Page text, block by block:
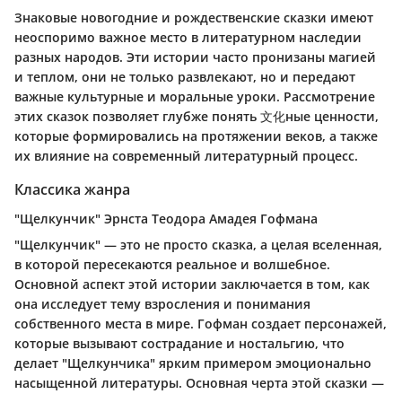
Знаковые новогодние и рождественские сказки имеют
неоспоримо важное место в литературном наследии
разных народов. Эти истории часто пронизаны магией
и теплом, они не только развлекают, но и передают
важные культурные и моральные уроки. Рассмотрение
этих сказок позволяет глубже понять 文化ные ценности,
которые формировались на протяжении веков, а также
их влияние на современный литературный процесс.
Классика жанра
"Щелкунчик" Эрнста Теодора Амадея Гофмана
"Щелкунчик" — это не просто сказка, а целая вселенная,
в которой пересекаются реальное и волшебное.
Основной аспект этой истории заключается в том, как
она исследует тему взросления и понимания
собственного места в мире. Гофман создает персонажей,
которые вызывают сострадание и ностальгию, что
делает "Щелкунчика" ярким примером эмоционально
насыщенной литературы. Основная черта этой сказки —